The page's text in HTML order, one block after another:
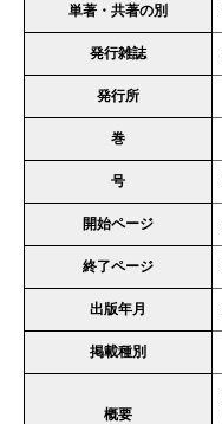
単著・共著の別
発行雑誌
発行所
巻
号
開始ページ
終了ページ
出版年月
掲載種別
概要